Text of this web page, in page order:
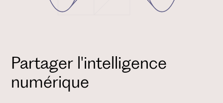
Partager l'intelligence
numérique